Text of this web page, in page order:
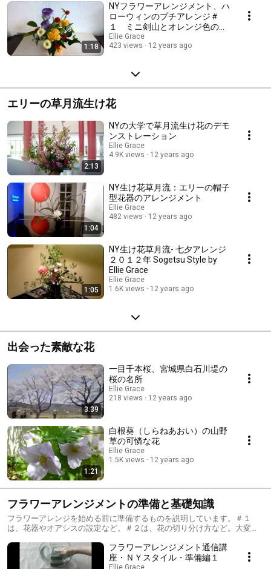
1:18
NYフラワーアレンジメント、ハ
ローウィンのプチアレンジ＃
１ ミニ剣山とオレンジ色のコ
コット
Ellie Grace
423 views
12 years ago
エリーの草月流生け花
2:13
NYの大学で草月流生け花のデモ
ンストレーション
Ellie Grace
4.9K views
12 years ago
1:04
NY生け花草月流：エリーの帽子
型花器のアレンジメント
Ellie Grace
482 views
12 years ago
1:05
NY生け花草月流- 七夕アレンジ
２０１２年 Sogetsu Style by
Ellie Grace
Ellie Grace
1.6K views
12 years ago
出会った素敵な花
3:39
一目千本桜、宮城県白石川堤の
桜の名所
Ellie Grace
218 views
12 years ago
1:21
白根葵（しらねあおい）の山野
草の可憐な花
Ellie Grace
1.5K views
12 years ago
フラワーアレンジメントの準備と基礎知識
フラワーアレンジを始める前に準備するものを説明しています。＃１
は、花器やオアシスの設定など。＃２は、花の切り分け方など。大変た
フラワーアレンジメント通信講
座・ＮＹスタイル・準備編１
Ellie Grace